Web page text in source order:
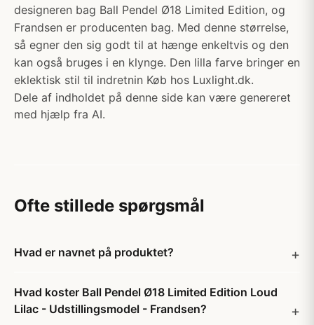
designeren bag Ball Pendel Ø18 Limited Edition, og
Frandsen er producenten bag. Med denne størrelse,
så egner den sig godt til at hænge enkeltvis og den
kan også bruges i en klynge. Den lilla farve bringer en
eklektisk stil til indretnin Køb hos Luxlight.dk.
Dele af indholdet på denne side kan være genereret
med hjælp fra AI.
Ofte stillede spørgsmål
Hvad er navnet på produktet?
Hvad koster Ball Pendel Ø18 Limited Edition Loud
Lilac - Udstillingsmodel - Frandsen?